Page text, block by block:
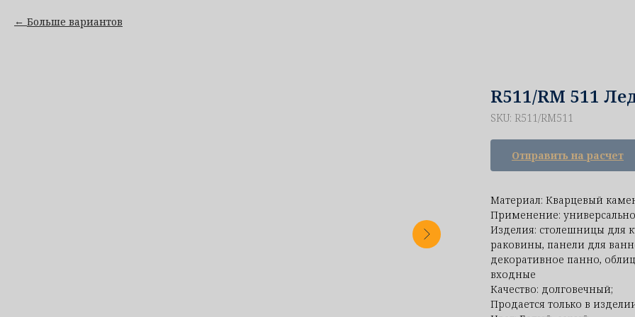
Больше вариантов
R511/RM 511
SKU: R511/RM511
Отправить на расчет
Материал: Кварцевый
Применение:
Изделия: столешницы для
раковины, панели для
декоративное панно,
входные
Качество: долговечный;
Продается только в